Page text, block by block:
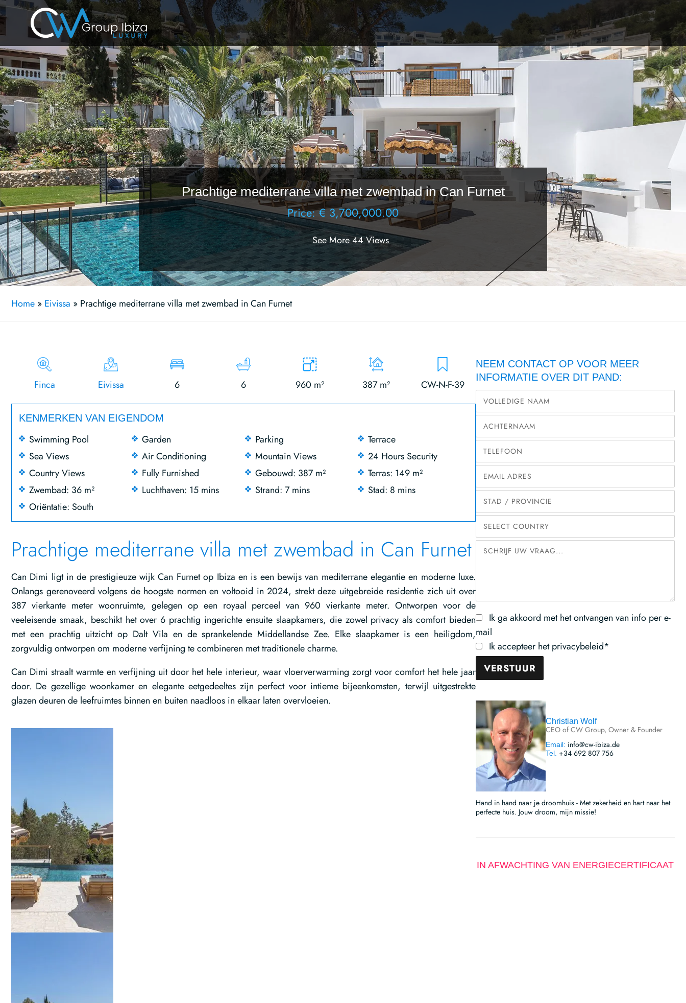
Prachtige mediterrane villa met zwembad in Can Furnet
Price: € 3,700,000.00
See More 44 Views
Home » Eivissa » Prachtige mediterrane villa met zwembad in Can Furnet
Finca Eivissa 6 6 960 m² 387 m² CW-N-F-39
KENMERKEN VAN EIGENDOM
Swimming Pool Garden Parking
Terrace
Sea Views
Air Conditioning Mountain Views
24 Hours Security
Country Views
Fully Furnished Gebouwd: 387 m²
Terras: 149 m²
Zwembad: 36 m²
Luchthaven: 15 mins Strand: 7 mins
Stad: 8 mins
Oriëntatie: South
Prachtige mediterrane villa met zwembad in Can Furnet
Can Dimi ligt in de prestigieuze wijk Can Furnet op Ibiza en is een bewijs van mediterrane elegantie en moderne luxe.
Onlangs gerenoveerd volgens de hoogste normen en voltooid in 2024, strekt deze uitgebreide residentie zich uit over
387 vierkante meter woonruimte, gelegen op een royaal perceel van 960 vierkante meter. Ontworpen voor de
veeleisende smaak, beschikt het over 6 prachtig ingerichte ensuite slaapkamers, die zowel privacy als comfort bieden
met een prachtig uitzicht op Dalt Vila en de sprankelende Middellandse Zee. Elke slaapkamer is een heiligdom,
zorgvuldig ontworpen om moderne verfijning te combineren met traditionele charme.
Can Dimi straalt warmte en verfijning uit door het hele interieur, waar vloerverwarming zorgt voor comfort het hele jaar
door. De gezellige woonkamer en elegante eetgedeeltes zijn perfect voor intieme bijeenkomsten, terwijl uitgestrekte
glazen deuren de leefruimtes binnen en buiten naadloos in elkaar laten overvloeien.
NEEM CONTACT OP VOOR MEER
INFORMATIE OVER DIT PAND:
Ik ga akkoord met het ontvangen van info per e-
mail
Ik accepteer het privacybeleid*
Christian Wolf
CEO of CW Group, Owner & Founder
Email: info@cw-ibiza.de
Tel. +34 692 807 756
Hand in hand naar je droomhuis - Met zekerheid en hart naar het
perfecte huis. Jouw droom, mijn missie!
IN AFWACHTING VAN ENERGIECERTIFICAAT